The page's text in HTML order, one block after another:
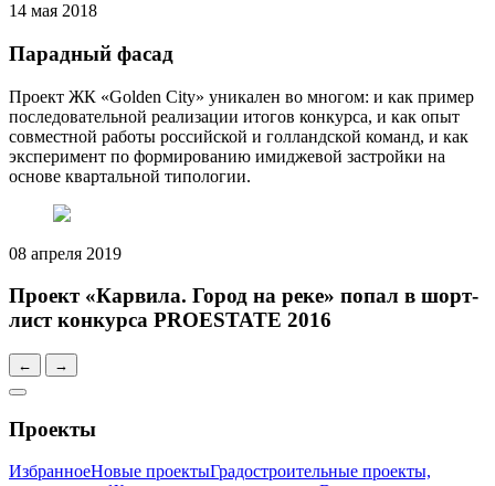
14 мая 2018
Парадный фасад
Проект ЖК «Golden City» уникален во многом: и как пример
последовательной реализации итогов конкурса, и как опыт
совместной работы российской и голландской команд, и как
эксперимент по формированию имиджевой застройки на
основе квартальной типологии.
08 апреля 2019
Проект «Карвила. Город на реке» попал в шорт-
лист конкурса PROESTATE 2016
← →
Проекты
ИзбранноеНовые проектыГрадостроительные проекты,